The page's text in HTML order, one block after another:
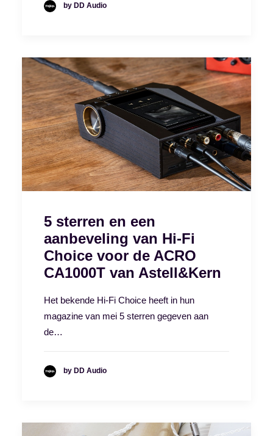
by DD Audio
5 sterren en een
aanbeveling van Hi-Fi
Choice voor de ACRO
CA1000T van Astell&Kern
Het bekende Hi-Fi Choice heeft in hun
magazine van mei 5 sterren gegeven aan
de…
by DD Audio